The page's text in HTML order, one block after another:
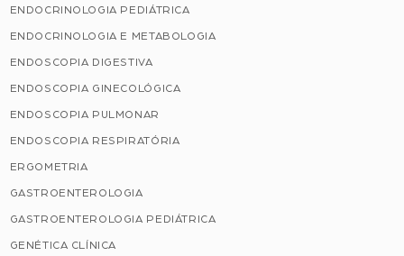
ENDOCRINOLOGIA PEDIÁTRICA
ENDOCRINOLOGIA E METABOLOGIA
ENDOSCOPIA DIGESTIVA
ENDOSCOPIA GINECOLÓGICA
ENDOSCOPIA PULMONAR
ENDOSCOPIA RESPIRATÓRIA
ERGOMETRIA
GASTROENTEROLOGIA
GASTROENTEROLOGIA PEDIÁTRICA
GENÉTICA CLÍNICA